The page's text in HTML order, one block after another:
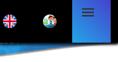
ประจำเดือนมีนาคม